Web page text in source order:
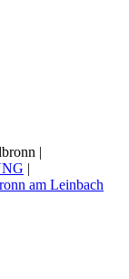
|
|
am Leinbach